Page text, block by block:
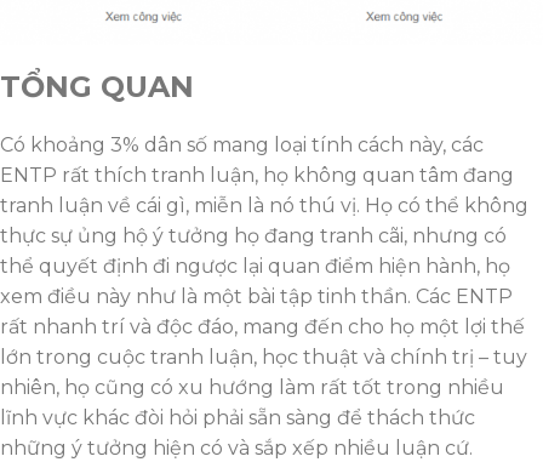
TỔNG QUAN
Có khoảng 3% dân số mang loại tính cách này, các
ENTP rất thích tranh luận, họ không quan tâm đang
tranh luận về cái gì, miễn là nó thú vị. Họ có thể không
thực sự ủng hộ ý tưởng họ đang tranh cãi, nhưng có
thể quyết định đi ngược lại quan điểm hiện hành, họ
xem điều này như là một bài tập tinh thần. Các ENTP
rất nhanh trí và độc đáo, mang đến cho họ một lợi thế
lớn trong cuộc tranh luận, học thuật và chính trị – tuy
nhiên, họ cũng có xu hướng làm rất tốt trong nhiều
lĩnh vực khác đòi hỏi phải sẵn sàng để thách thức
những ý tưởng hiện có và sắp xếp nhiều luận cứ.